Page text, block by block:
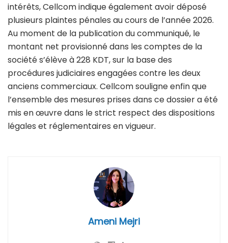
intérêts, Cellcom indique également avoir déposé
plusieurs plaintes pénales au cours de l’année 2026.
Au moment de la publication du communiqué, le
montant net provisionné dans les comptes de la
société s’élève à 228 KDT, sur la base des
procédures judiciaires engagées contre les deux
anciens commerciaux. Cellcom souligne enfin que
l’ensemble des mesures prises dans ce dossier a été
mis en œuvre dans le strict respect des dispositions
légales et réglementaires en vigueur.
Ameni Mejri